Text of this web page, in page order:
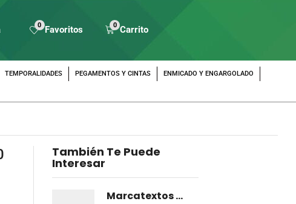
0 Favoritos 0 Carrito
TEMPORALIDADES PEGAMENTOS Y CINTAS
ENMICADO Y ENGARGOLADO
También Te Puede
Interesar
Marcatextos Zebra J Roller Hl 2 Puntas Rosa